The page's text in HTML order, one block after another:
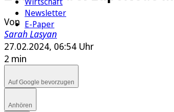
Newsletter
E-Paper
Von
Sarah Lasyan
27.02.2024, 06:54 Uhr
2 min
Auf Google bevorzugen
Anhören